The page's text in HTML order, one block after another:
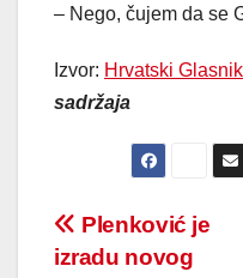
– Nego, čujem da se
Izvor: Hrvatski Glasnik
sadržaja
Post
Plenković je
izradu novog